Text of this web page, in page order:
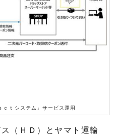
ｃｔシステム」サービス運用
（ＨＤ）とヤマト運輸